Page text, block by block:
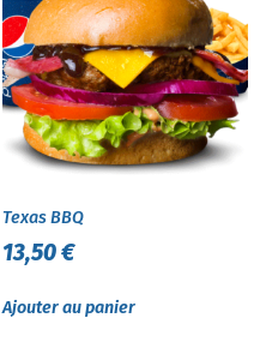
Texas BBQ
13,50€
Ajouter au panier